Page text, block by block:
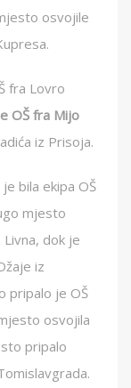
osvojile
fra Lovro
OŠ fra Mijo
iz Prisoja.
bila ekipa OŠ
mjesto
dok je
iz
pripalo je OŠ
osvojila
pripalo